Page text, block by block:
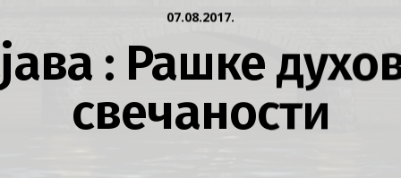
07.08.2017.
: Рашке
свечаности